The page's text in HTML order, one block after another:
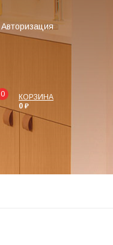
Авторизация
0
КОРЗИНА
0 ₽